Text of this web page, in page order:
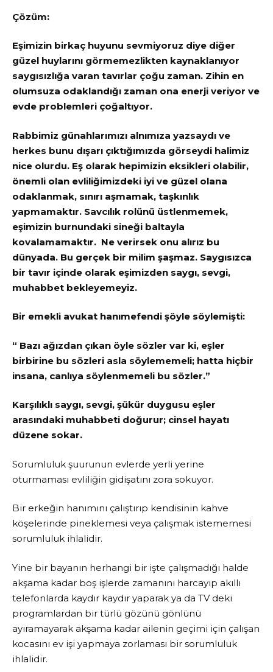
Çözüm:
Eşimizin birkaç huyunu sevmiyoruz diye diğer
güzel huylarını görmemezlikten kaynaklanıyor
saygısızlığa varan tavırlar çoğu zaman. Zihin en
olumsuza odaklandığı zaman ona enerji veriyor ve
evde problemleri çoğaltıyor.
Rabbimiz günahlarımızı alnımıza yazsaydı ve
herkes bunu dışarı çıktığımızda görseydi halimiz
nice olurdu. Eş olarak hepimizin eksikleri olabilir,
önemli olan evliliğimizdeki iyi ve güzel olana
odaklanmak, sınırı aşmamak, taşkınlık
yapmamaktır. Savcılık rolünü üstlenmemek,
eşimizin burnundaki sineği baltayla
kovalamamaktır. Ne verirsek onu alırız bu
dünyada. Bu gerçek bir milim şaşmaz. Saygısızca
bir tavır içinde olarak eşimizden saygı, sevgi,
muhabbet bekleyemeyiz.
Bir emekli avukat hanımefendi şöyle söylemişti:
“ Bazı ağızdan çıkan öyle sözler var ki, eşler
birbirine bu sözleri asla söylememeli; hatta hiçbir
insana, canlıya söylenmemeli bu sözler.”
Karşılıklı saygı, sevgi, şükür duygusu eşler
arasındaki muhabbeti doğurur; cinsel hayatı
düzene sokar.
Sorumluluk şuurunun evlerde yerli yerine
oturmaması evliliğin gidişatını zora sokuyor.
Bir erkeğin hanımını çalıştırıp kendisinin kahve
köşelerinde pineklemesi veya çalışmak istememesi
sorumluluk ihlalidir.
Yine bir bayanın herhangi bir işte çalışmadığı halde
akşama kadar boş işlerde zamanını harcayıp akıllı
telefonlarda kaydır kaydır yaparak ya da TV deki
programlardan bir türlü gözünü gönlünü
ayıramayarak akşama kadar ailenin geçimi için çalışan
kocasını ev işi yapmaya zorlaması bir sorumluluk
ihlalidir.